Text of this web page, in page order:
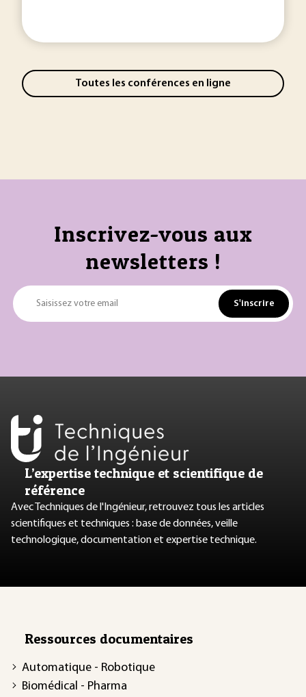
Toutes les conférences en ligne
Inscrivez-vous aux
newsletters !
Saisissez votre email S'inscrire
L’expertise technique et scientifique de
référence
Avec Techniques de l'Ingénieur, retrouvez tous les articles
scientifiques et techniques : base de données, veille
technologique, documentation et expertise technique.
Ressources documentaires
Automatique - Robotique
Biomédical - Pharma